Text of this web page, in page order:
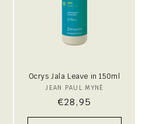
Ocrys Jala Leave in 150ml
Verkoper:
JEAN PAUL MYNÈ
Normale
prijs
€28,95